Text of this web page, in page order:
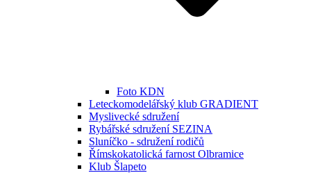
Foto KDN
Leteckomodelářský klub GRADIENT
Myslivecké sdružení
Rybářské sdružení SEZINA
Sluníčko - sdružení rodičů
Římskokatolická farnost Olbramice
Klub Šlapeto